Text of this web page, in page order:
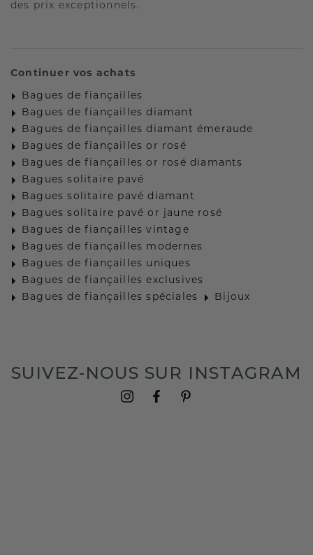
des prix exceptionnels.
Continuer vos achats
Bagues de fiançailles
Bagues de fiançailles diamant
Bagues de fiançailles diamant émeraude
Bagues de fiançailles or rosé
Bagues de fiançailles or rosé diamants
Bagues solitaire pavé
Bagues solitaire pavé diamant
Bagues solitaire pavé or jaune rosé
Bagues de fiançailles vintage
Bagues de fiançailles modernes
Bagues de fiançailles uniques
Bagues de fiançailles exclusives
Bagues de fiançailles spéciales
Bijoux
SUIVEZ-NOUS SUR INSTAGRAM